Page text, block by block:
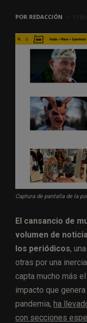
POR REDACCIÓN
Captura de pantalla de la
El cansancio de
volumen de
los periódicos,
otras por una
capta mucho más
impacto que
pandemia, ha
con secciones